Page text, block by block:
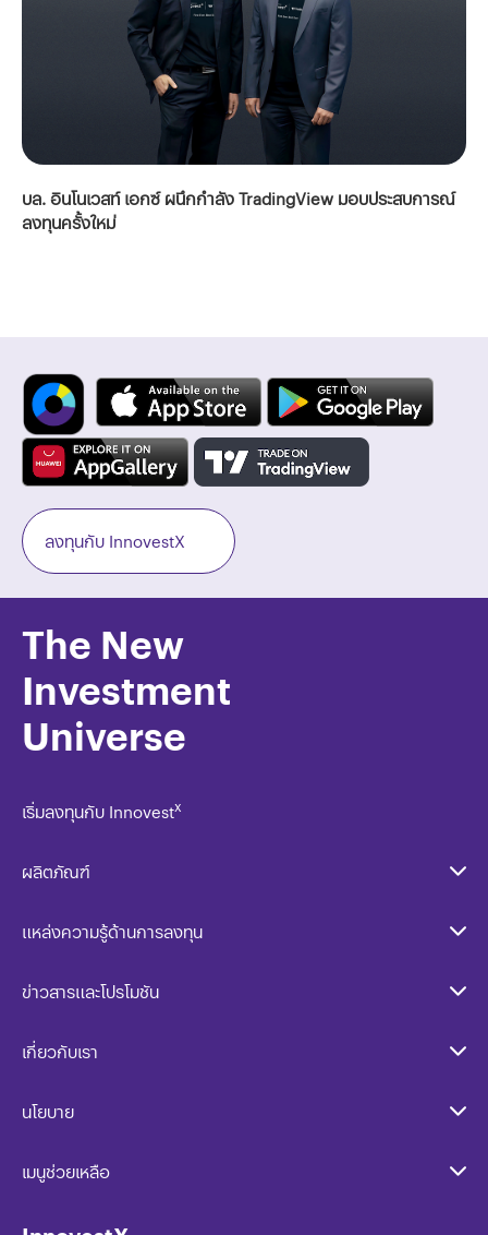
บล. อินโนเวสท์ เอกซ์ ผนึกกำลัง TradingView มอบประสบการณ์
ลงทุนครั้งใหม่
ลงทุนกับ InnovestX
The New
Investment
Universe
เริ่มลงทุนกับ Innovestx
ผลิตภัณฑ์
แหล่งความรู้ด้านการลงทุน
ข่าวสารและโปรโมชัน
เกี่ยวกับเรา
นโยบาย​
เมนูช่วยเหลือ